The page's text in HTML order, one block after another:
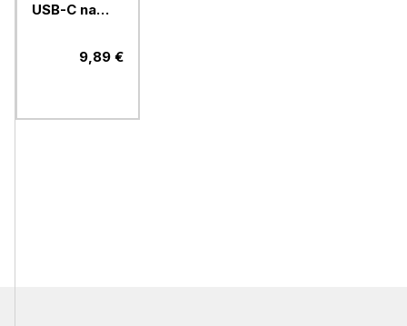
USB-C na
9,89 €